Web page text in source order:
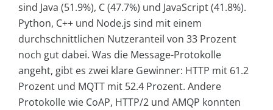
sind Java (51.9%), C (47.7%) und JavaScript (41.8%).
Python, C++ und Node.js sind mit einem
durchschnittlichen Nutzeranteil von 33 Prozent
noch gut dabei. Was die Message-Protokolle
angeht, gibt es zwei klare Gewinner: HTTP mit 61.2
Prozent und MQTT mit 52.4 Prozent. Andere
Protokolle wie CoAP, HTTP/2 und AMQP konnten